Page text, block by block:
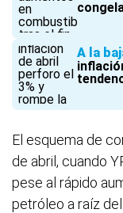
A la
El esquema de
de abril, cuando
pese al rápido
petróleo a raíz